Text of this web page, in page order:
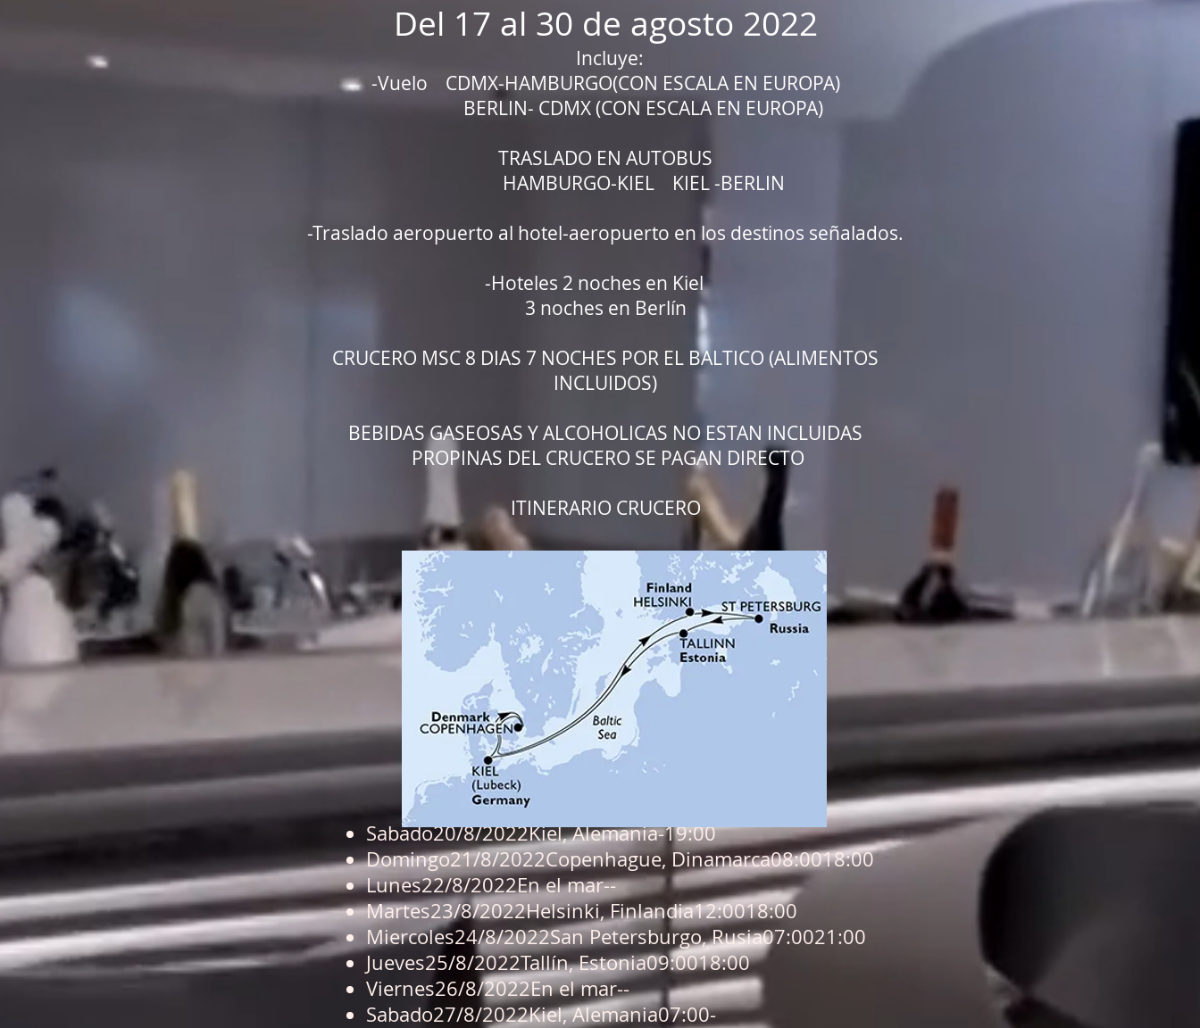
Del 17 al 30 de agosto 2022
Incluye:
-Vuelo CDMX-HAMBURGO(CON ESCALA EN EUROPA)
BERLIN- CDMX (CON ESCALA EN EUROPA)
TRASLADO EN AUTOBUS
HAMBURGO-KIEL KIEL -BERLIN
-Traslado aeropuerto al hotel-aeropuerto en los destinos señalados.
-Hoteles 2 noches en Kiel
3 noches en Berlín
CRUCERO MSC 8 DIAS 7 NOCHES POR EL BALTICO (ALIMENTOS
INCLUIDOS)
BEBIDAS GASEOSAS Y ALCOHOLICAS NO ESTAN INCLUIDAS
PROPINAS DEL CRUCERO SE PAGAN DIRECTO
ITINERARIO CRUCERO
Sabado20/8/2022Kiel, Alemania-19:00
Domingo21/8/2022Copenhague, Dinamarca08:0018:00
Lunes22/8/2022En el mar--
Martes23/8/2022Helsinki, Finlandia12:0018:00
Miercoles24/8/2022San Petersburgo, Rusia07:0021:00
Jueves25/8/2022Tallín, Estonia09:0018:00
Viernes26/8/2022En el mar--
Sabado27/8/2022Kiel, Alemania07:00-